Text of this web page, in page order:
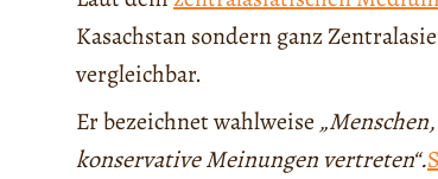
Kasachstan sondern ganz
vergleichbar.
Er bezeichnet wahlweise
konservative Meinungen vertreten“.